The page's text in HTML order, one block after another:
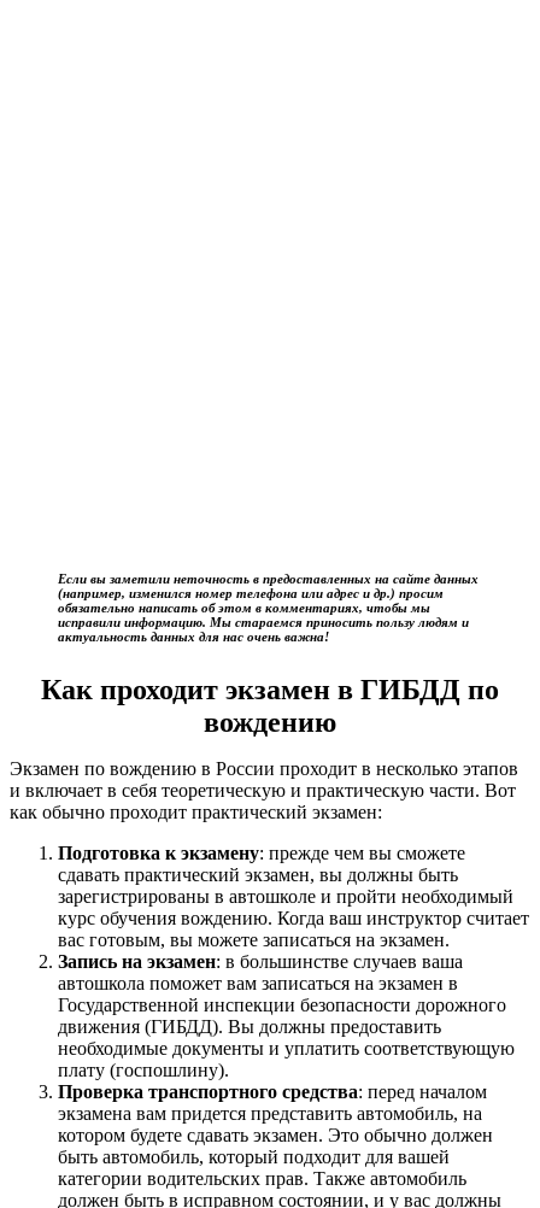
Если вы заметили неточность в предоставленных на сайте данных
(например, изменился номер телефона или адрес и др.) просим
обязательно написать об этом в комментариях, чтобы мы
исправили информацию. Мы стараемся приносить пользу людям и
актуальность данных для нас очень важна!
Как проходит экзамен в ГИБДД по
вождению
Экзамен по вождению в России проходит в несколько этапов
и включает в себя теоретическую и практическую части. Вот
как обычно проходит практический экзамен:
Подготовка к экзамену: прежде чем вы сможете
сдавать практический экзамен, вы должны быть
зарегистрированы в автошколе и пройти необходимый
курс обучения вождению. Когда ваш инструктор считает
вас готовым, вы можете записаться на экзамен.
Запись на экзамен: в большинстве случаев ваша
автошкола поможет вам записаться на экзамен в
Государственной инспекции безопасности дорожного
движения (ГИБДД). Вы должны предоставить
необходимые документы и уплатить соответствующую
плату (госпошлину).
Проверка транспортного средства: перед началом
экзамена вам придется представить автомобиль, на
котором будете сдавать экзамен. Это обычно должен
быть автомобиль, который подходит для вашей
категории водительских прав. Также автомобиль
должен быть в исправном состоянии, и у вас должны